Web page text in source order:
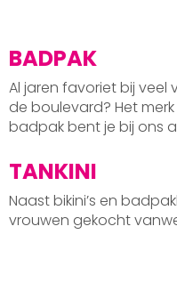
BADPAK
Al jaren favoriet bij veel
de boulevard? Het merk
badpak bent je bij ons
TANKINI
Naast bikini’s en
vrouwen gekocht